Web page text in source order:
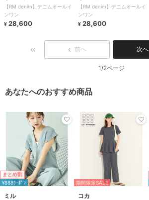
【RM denim】デニムオールイ
ンワン
¥ 28,600
【RM denim】デニムオールイ
ンワン
¥ 28,600
前へ 次へ
1/2ページ
あなたへのおすすめ商品
まとめ割
¥888ｸｰﾎﾟﾝ
ミル
期間限定SALE
コカ